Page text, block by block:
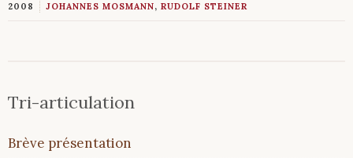
2008 JOHANNES MOSMANN, RUDOLF STEINER
Tri-articulation
Aller
au
Brève présentation